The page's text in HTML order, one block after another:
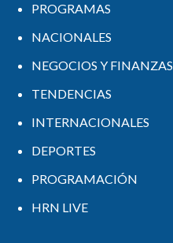
PROGRAMAS
NACIONALES
NEGOCIOS Y FINANZAS
TENDENCIAS
INTERNACIONALES
DEPORTES
PROGRAMACIÓN
HRN LIVE